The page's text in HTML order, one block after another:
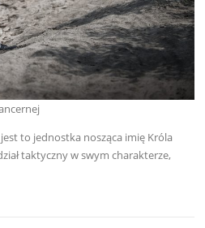
to jednostka nosząca imię Króla
taktyczny w swym charakterze,